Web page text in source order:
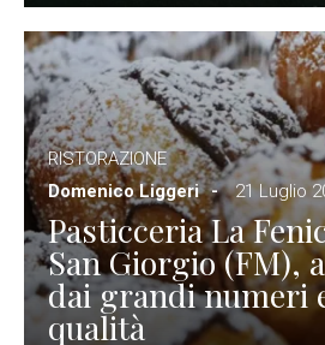
RISTORAZIONE
Domenico Liggeri
21 Luglio
Pasticceria La
San Giorgio (FM),
dai grandi numeri
qualità